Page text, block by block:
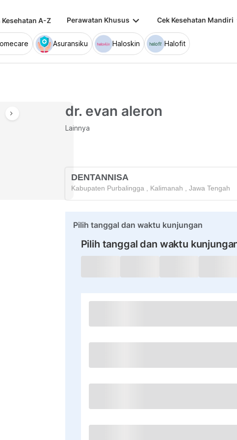
Kesehatan A-Z Perawatan Khusus keyboard_arrow_down Cek Kesehatan Mandiri
Asuransiku Haloskin Halofit
chevron_right dr. evan aleron
Lainnya
DENTANNISA
Kabupaten Purbalingga Kalimanah Jawa Tengah
Pilih tanggal dan waktu kunjungan
Pilih tanggal dan waktu